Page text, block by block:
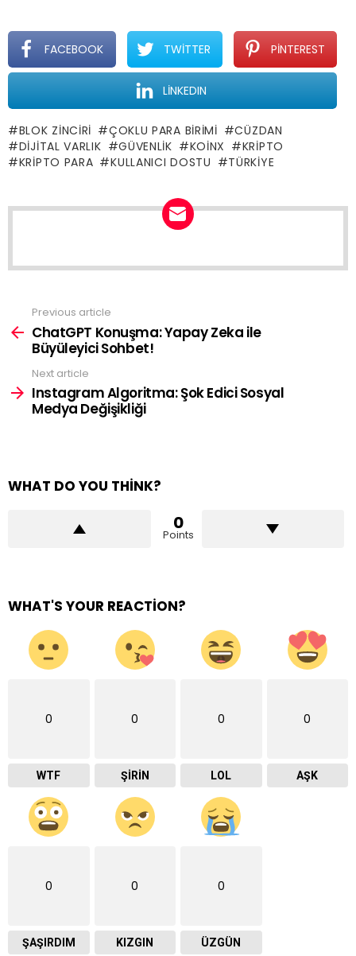
FACEBOOK TWITTER PINTEREST
LINKEDIN
BLOK ZINCIRI ÇOKLU PARA BIRIMI
CÜZDAN
DIJITAL VARLIK
GÜVENLIK KOINX
KRIPTO
KRIPTO PARA
KULLANICI DOSTU TÜRKIYE
NEWSLETTER
more
Previous article
ChatGPT Konuşma: Yapay Zeka ile
Büyüleyici Sohbet!
Next article
Instagram Algoritma: Şok Edici Sosyal
Medya Değişikliği
WHAT DO YOU THINK?
0
Points
WHAT'S YOUR REACTION?
0
WTF
0
ŞIRIN
0
LOL
0
AŞK
0
ŞAŞIRDIM
0
KIZGIN
0
ÜZGÜN